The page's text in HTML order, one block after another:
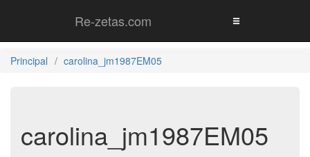
Re-zetas.com
Principal carolina_jm1987EM05
carolina_jm1987EM05